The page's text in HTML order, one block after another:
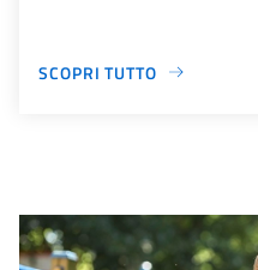
SCOPRI TUTTO